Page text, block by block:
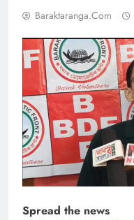
Baraktaranga.com
Spread the news